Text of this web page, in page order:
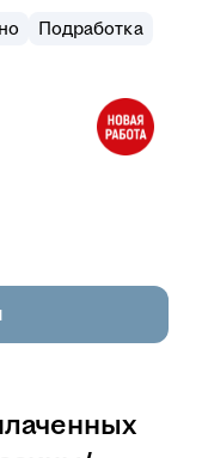
Подработка